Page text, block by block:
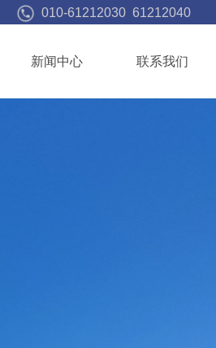
新闻中心 联系我们
010-61212030 61212040